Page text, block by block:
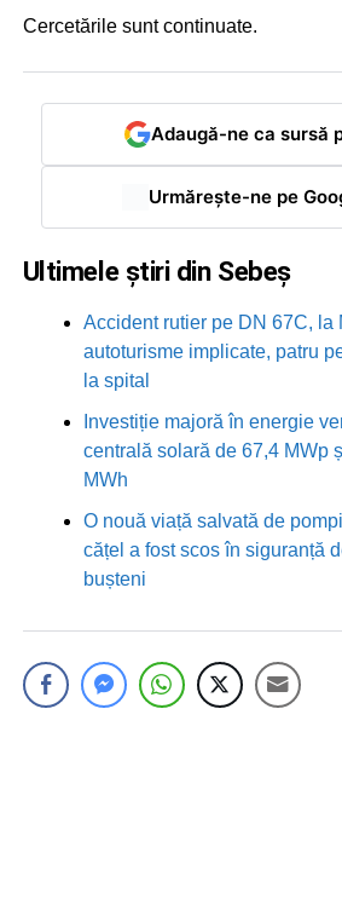
Cercetările sunt continuate.
Adaugă-ne ca sursă
Urmărește-ne pe
Ultimele știri din Sebeș
Accident rutier pe DN 67C, la
autoturisme implicate, patru
la spital
Investiție majoră în energie
centrală solară de 67,4 MWp
MWh
O nouă viață salvată de
cățel a fost scos în siguranță
bușteni